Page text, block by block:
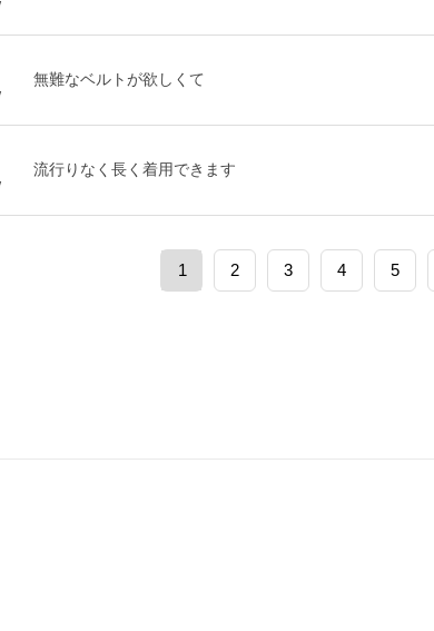
無難なベルトが欲しくて
流行りなく長く着用できます
1 2 3 4 5